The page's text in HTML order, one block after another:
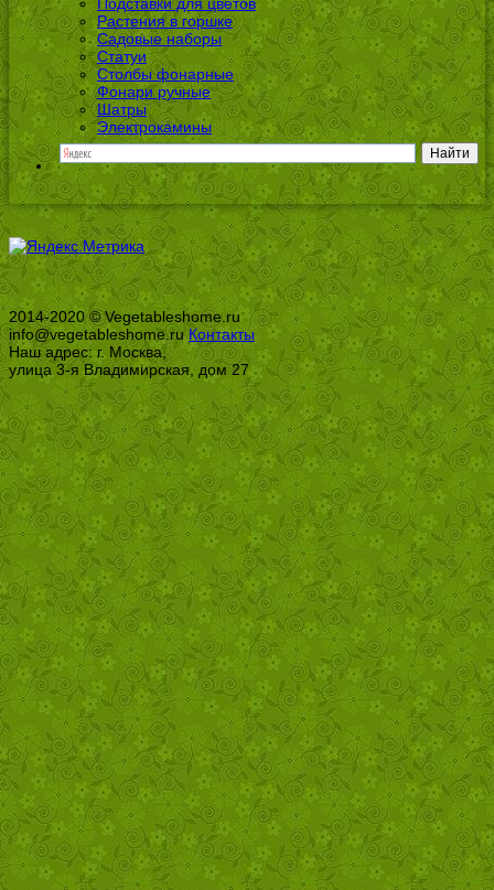
Подставки для цветов
Растения в горшке
Садовые наборы
Статуи
Столбы фонарные
Фонари ручные
Шатры
Электрокамины
2014-2020 © Vegetableshome.ru
info@vegetableshome.ruКонтакты
Наш адрес: г. Москва,
улица 3-я Владимирская, дом 27